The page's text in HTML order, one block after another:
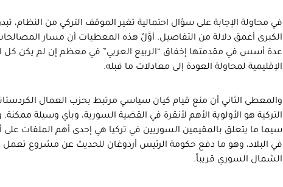
في محاولة الإجابة على سؤال احتمالية تغير الموقف التركي من النظام،
الكبرى أعمق دلالة من التفاصيل. أوَّلُ هذه المعطيات أن مسار
عدة أسس في مقدمتها إخفاق “الربيع العربي” في معظم إن لم يكن كل
الإقليمية لمحاولة العودة إلى معادلات ما قبله.
والمعطى الثاني أن منع قيام كيان سياسي مرتبط بحزب العمال
التركية هو الأولوية الأهم لأنقرة في القضية السورية، وبأي وسيلة
سيما ما يتعلق بالمقيمين السوريين في تركيا هي إحدى أهم الملفات على
في البلاد، وهو ما دفع حكومة الرئيس أردوغان للحديث عن مشروع تعمل
الشمال السوري قريباً.